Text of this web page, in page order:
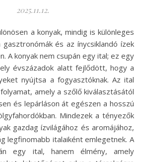
2025.11.12.
és az ínycsiklandó ízek
A konyak nem csupán egy ital; ez egy
évszázadok alatt fejlődött, hogy a
nyújtsa a fogyasztóknak. Az ital
amely a szőlő kiválasztásától
és lepárláson át egészen a hosszú
Mindezek a tényezők
gazdag ízvilágához és aromájához,
legfinomabb italaiként emlegetnek. A
egy ital, hanem élmény, amely